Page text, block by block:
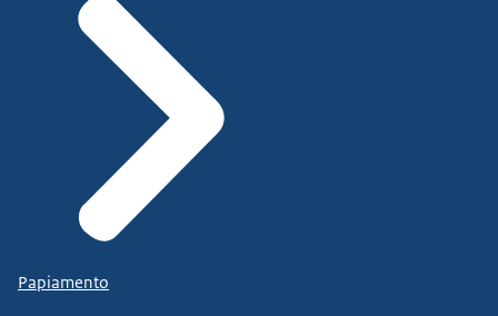
Papiamento